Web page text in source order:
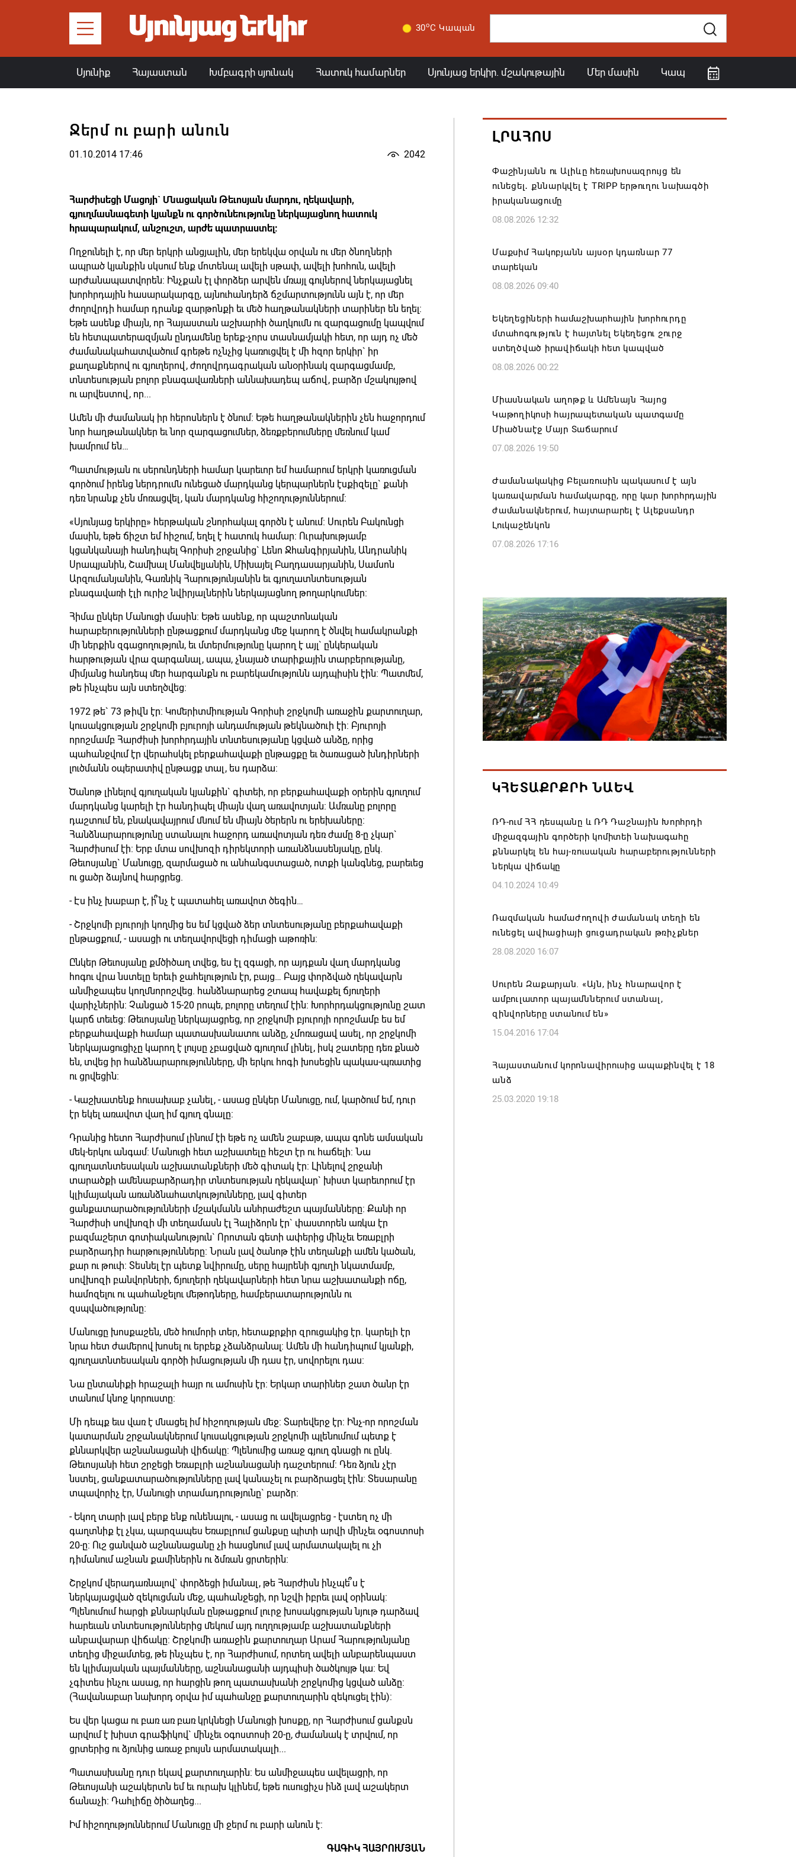
30oC Կապան
Սյունիք Հայաստան Խմբագրի սյունակ Հատուկ համարներ Սյունյաց երկիր. մշակութային Մեր մասին Կապ
Ջերմ ու բարի անուն
01.10.2014 17:46 2042
Հարժիսեցի Մացոյի` Մնացական Թեւոսյան մարդու, ղեկավարի,
գյուղմասնագետի կյանքն ու գործունեությունը ներկայացնող հատուկ
հրապարակում, անշուշտ, արժե պատրաստել:
Ողջունելի է, որ մեր երկրի անցյալին, մեր երեկվա օրվան ու մեր ծնողների
ապրած կյանքին սկսում ենք մոտենալ ավելի սթափ, ավելի խոհուն, ավելի
արժանապատվորեն: Ինչքան էլ փորձեր արվեն մռայլ գույներով ներկայացնել
խորհրդային հասարակարգը, այնուհանդերձ ճշմարտությունն այն է, որ մեր
ժողովրդի համար դրանք զարթոնքի եւ մեծ հաղթանակների տարիներ են եղել:
Եթե ասենք միայն, որ Հայաստան աշխարհի ծաղկումն ու զարգացումը կապվում
են հետպատերազմյան ընդամենը երեք-չորս տասնամյակի հետ, որ այդ ոչ մեծ
ժամանակահատվածում գրեթե ոչնչից կառուցվել է մի հզոր երկիր` իր
քաղաքներով ու գյուղերով, ժողովրդագրական անօրինակ զարգացմամբ,
տնտեսության բոլոր բնագավառների աննախադեպ աճով, բարձր մշակույթով
ու արվեստով, որ...
Ամեն մի ժամանակ իր հերոսներն է ծնում: Եթե հաղթանակներին չեն հաջորդում
նոր հաղթանակներ եւ նոր զարգացումներ, ձեռքբերումները մեռնում կամ
խամրում են…
Պատմության ու սերունդների համար կարեւոր եմ համարում երկրի կառուցման
գործում իրենց ներդրումն ունեցած մարդկանց կերպարներն էսքիզելը` քանի
դեռ նրանք չեն մոռացվել, կան մարդկանց հիշողություններում:
«Սյունյաց երկիրը» հերթական շնորհակալ գործն է անում: Սուրեն Բակունցի
մասին, եթե ճիշտ եմ հիշում, եղել է հատուկ համար: Ուրախությամբ
կցանկանայի հանդիպել Գորիսի շրջանից` Լենո Ջհանգիրյանին, Անդրանիկ
Սրապյանին, Շամխալ Մանվելյանին, Միխայել Բաղդասարյանին, Սամսոն
Արզումանյանին, Գառնիկ Հարությունյանին եւ գյուղատնտեսության
բնագավառի էլի ուրիշ նվիրյալներին ներկայացնող թողարկումներ:
Հիմա ընկեր Մանուցի մասին: Եթե ասենք, որ պաշտոնական
հարաբերությունների ընթացքում մարդկանց մեջ կարող է ծնվել համակրանքի
մի ներքին զգացողություն, եւ մտերմությունը կարող է այլ` ընկերական
հարթության վրա զարգանալ, ապա, չնայած տարիքային տարբերությանը,
միմյանց հանդեպ մեր հարգանքն ու բարեկամությունն այդպիսին էին: Պատմեմ,
թե ինչպես այն ստեղծվեց:
1972 թե` 73 թիվն էր: Կոմերիտմիության Գորիսի շրջկոմի առաջին քարտուղար,
կուսակցության շրջկոմի բյուրոյի անդամության թեկնածուի էի: Բյուրոյի
որոշմամբ Հարժիսի խորհրդային տնտեսությանը կցված անձը, որից
պահանջվում էր վերահսկել բերքահավաքի ընթացքը եւ ծառացած խնդիրների
լուծմանն օպերատիվ ընթացք տալ, ես դարձա:
Ծանոթ լինելով գյուղական կյանքին` գիտեի, որ բերքահավաքի օրերին գյուղում
մարդկանց կարելի էր հանդիպել միայն վաղ առավոտյան: Ամռանը բոլորը
դաշտում են, բնակավայրում մնում են միայն ծերերն ու երեխաները:
Հանձնարարությունը ստանալու հաջորդ առավոտյան դեռ ժամը 8-ը չկար`
Հարժիսում էի: Երբ մտա սովխոզի դիրեկտորի առանձնասենյակը, ընկ.
Թեւոսյանը` Մանուցը, զարմացած ու անհանգստացած, ոտքի կանգնեց, բարեւեց
ու ցածր ձայնով հարցրեց.
- Էս ինչ խաբար է, ի՞նչ է պատահել առավոտ ծեգին…
- Շրջկոմի բյուրոյի կողմից ես եմ կցված ձեր տնտեսությանը բերքահավաքի
ընթացքում, - ասացի ու տեղավորվեցի դիմացի աթոռին:
Ընկեր Թեւոսյանը քմծիծաղ տվեց, ես էլ զգացի, որ այդքան վաղ մարդկանց
հոգու վրա նստելը երեւի ջահելություն էր, բայց… Բայց փորձված ղեկավարն
անմիջապես կողմնորոշվեց. հանձնարարեց շտապ հավաքել ճյուղերի
վարիչներին: Չանցած 15-20 րոպե, բոլորը տեղում էին: Խորհրդակցությունը շատ
կարճ տեւեց: Թեւոսյանը ներկայացրեց, որ շրջկոմի բյուրոյի որոշմամբ ես եմ
բերքահավաքի համար պատասխանատու անձը, չմոռացավ ասել, որ շրջկոմի
ներկայացուցիչը կարող է լույսը չբացված գյուղում լինել, իսկ շատերը դեռ քնած
են, տվեց իր հանձնարարությունները, մի երկու հոգի խոսեցին պակաս-պռատից
ու ցրվեցին:
- Կաշխատենք հուսախաբ չանել, - ասաց ընկեր Մանուցը, ում, կարծում եմ, դուր
էր եկել առավոտ վաղ իմ գյուղ գնալը:
Դրանից հետո Հարժիսում լինում էի եթե ոչ ամեն շաբաթ, ապա գոնե ամսական
մեկ-երկու անգամ: Մանուցի հետ աշխատելը հեշտ էր ու հաճելի: Նա
գյուղատնտեսական աշխատանքների մեծ գիտակ էր: Լինելով շրջանի
տարածքի ամենաբարձրադիր տնտեսության ղեկավար` խիստ կարեւորում էր
կլիմայական առանձնահատկությունները, լավ գիտեր
ցանքատարածությունների մշակմանն անհրաժեշտ պայմանները: Քանի որ
Հարժիսի սովխոզի մի տեղամասն էլ Հալիձորն էր` փաստորեն առկա էր
բազմաշերտ գոտիականություն` Որոտան գետի ափերից մինչեւ Եռաբլրի
բարձրադիր հարթությունները: Նրան լավ ծանոթ էին տեղանքի ամեն կածան,
քար ու թուփ: Տեսնել էր պետք նվիրումը, սերը հայրենի գյուղի նկատմամբ,
սովխոզի բանվորների, ճյուղերի ղեկավարների հետ նրա աշխատանքի ոճը,
համոզելու ու պահանջելու մեթոդները, համբերատարությունն ու
զսպվածությունը:
Մանուցը խոսքաշեն, մեծ հումորի տեր, հետաքրքիր զրուցակից էր. կարելի էր
նրա հետ ժամերով խոսել ու երբեք չձանձրանալ: Ամեն մի հանդիպում կյանքի,
գյուղատնտեսական գործի իմացության մի դաս էր, սովորելու դաս:
Նա ընտանիքի հրաշալի հայր ու ամուսին էր: Երկար տարիներ շատ ծանր էր
տանում կնոջ կորուստը:
Մի դեպք եւս վառ է մնացել իմ հիշողության մեջ: Տարեվերջ էր: Ինչ-որ որոշման
կատարման շրջանակներում կուսակցության շրջկոմի պլենումում պետք է
քննարկվեր աշնանացանի վիճակը: Պլենումից առաջ գյուղ գնացի ու ընկ.
Թեւոսյանի հետ շրջեցի Եռաբլրի աշնանացանի դաշտերում: Դեռ ձյուն չէր
նստել, ցանքատարածությունները լավ կանաչել ու բարձրացել էին: Տեսարանը
տպավորիչ էր, Մանուցի տրամադրությունը` բարձր:
- Եկող տարի լավ բերք ենք ունենալու, - ասաց ու ավելացրեց - էստեղ ոչ մի
գաղտնիք էլ չկա, պարզապես Եռաբլրում ցանքսը պիտի արվի մինչեւ օգոստոսի
20-ը: Ուշ ցանված աշնանացանը չի հասցնում լավ արմատակալել ու չի
դիմանում աշնան քամիներին ու ձմռան ցրտերին:
Շրջկոմ վերադառնալով` փորձեցի իմանալ, թե Հարժիսն ինչպե՞ս է
ներկայացված զեկուցման մեջ, պահանջեցի, որ նշվի իբրեւ լավ օրինակ:
Պլենումում հարցի քննարկման ընթացքում լուրջ խոսակցության նյութ դարձավ
հարեւան տնտեսություններից մեկում այդ ուղղությամբ աշխատանքների
անբավարար վիճակը: Շրջկոմի առաջին քարտուղար Արամ Հարությունյանը
տեղից միջամտեց, թե ինչպես է, որ Հարժիսում, որտեղ ավելի անբարենպաստ
են կլիմայական պայմանները, աշնանացանի այդպիսի ծածկույթ կա: Եվ
չգիտես ինչու ասաց, որ հարցին թող պատասխանի շրջկոմից կցված անձը:
(Հավանաբար նախորդ օրվա իմ պահանջը քարտուղարին զեկուցել էին):
Ես վեր կացա ու բառ առ բառ կրկնեցի Մանուցի խոսքը, որ Հարժիսում ցանքսն
արվում է խիստ գրաֆիկով` մինչեւ օգոստոսի 20-ը, ժամանակ է տրվում, որ
ցրտերից ու ձյունից առաջ բույսն արմատակալի...
Պատասխանը դուր եկավ քարտուղարին: Ես անմիջապես ավելացրի, որ
Թեւոսյանի աշակերտն եմ եւ ուրախ կլինեմ, եթե ուսուցիչս ինձ լավ աշակերտ
ճանաչի: Դահլիճը ծիծաղեց...
Իմ հիշողություններում Մանուցը մի ջերմ ու բարի անուն է:
ԳԱԳԻԿ ՀԱՅՐՈՒՄՅԱՆ
ԼՐԱՀՈՍ
Փաշինյանն ու Ալիևը հեռախոսազրույց են
ունեցել․ քննարկվել է TRIPP երթուղու նախագծի
իրականացումը
08.08.2026 12:32
Մաքսիմ Հակոբյանն այսօր կդառնար 77
տարեկան
08.08.2026 09:40
Եկեղեցիների համաշխարհային խորհուրդը
մտահոգություն է հայտնել Եկեղեցու շուրջ
ստեղծված իրավիճակի հետ կապված
08.08.2026 00:22
Միասնական աղոթք և Ամենայն Հայոց
Կաթողիկոսի հայրապետական պատգամը
Միածնաէջ Մայր Տաճարում
07.08.2026 19:50
Ժամանակակից Բելառուսին պակասում է այն
կառավարման համակարգը, որը կար խորհրդային
ժամանակներում, հայտարարել է Ալեքսանդր
Լուկաշենկոն
07.08.2026 17:16
Հանրապետություն
07.08.2026 16:57
Գարեգին Բ-ի և եպիսկոպոսների գործով
դատավորն ինքնաբացարկ է հայտնել
07.08.2026 16:55
Թուրքիան, Սաուդյան Արաբիան և Պակիստանը
ռազմական դաշինք ստեղծելու մասին
07.08.2026 16:43
և հեռացնելու ընթացակարգ չկա
07.08.2026 16:39
Կաթողիկոսի և 6 եպիսկոպոսի գործով դատական
նիստը կանցկացվի դռնփակ
ՀՐԱՎԻՐՈՒՄ ԵՆՔ ՄԻԱՍԻՆ ՆՇԵԼՈՒ ՏԱՇՏՈՒՆ
ԲՆԱԿԱՎԱՅՐԻ ՕՐԸ
Կապան համայնքի ղեկավար Գևորգ Փարսյանի
նախաձեռնությամբ ճանապարհաշինական
մեծածավալ աշխատանքներ՝ գյուղական
07.08.2026 16:09
ԿՀԵՏԱՔՐՔՐԻ ՆԱԵՎ
ՌԴ-ում ՀՀ դեսպանը և ՌԴ Դաշնային Խորհրդի
միջազգային գործերի կոմիտեի նախագահը
քննարկել են հայ-ռուսական հարաբերությունների
ներկա վիճակը
04.10.2024 10:49
Ռազմական համաժողովի ժամանակ տեղի են
ունեցել ավիացիայի ցուցադրական թռիչքներ
28.08.2020 16:07
Սուրեն Զաքարյան. «Այն, ինչ հնարավոր է
ամբուլատոր պայամններում ստանալ,
զինվորները ստանում են»
15.04.2016 17:04
Հայաստանում կորոնավիրուսից ապաքինվել է 18
անձ
25.03.2020 19:18